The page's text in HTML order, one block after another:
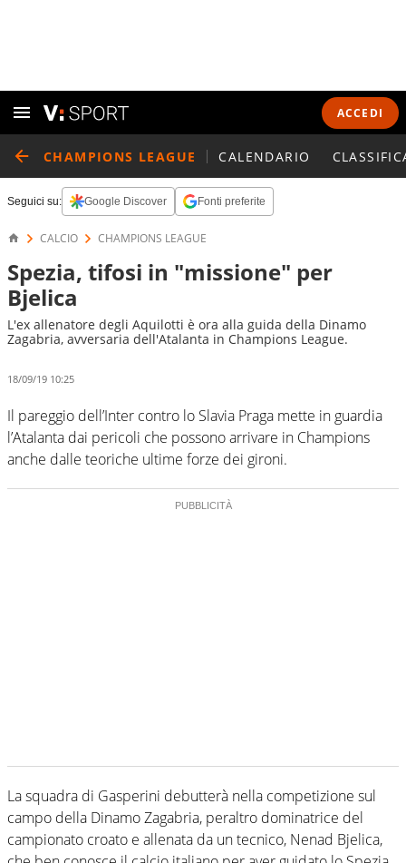
ACCEDI
CHAMPIONS LEAGUE CALENDARIO
Seguici su: Google Discover Fonti preferite
CALCIO CHAMPIONS LEAGUE
Spezia, tifosi in "missione" per
Bjelica
L'ex allenatore degli Aquilotti è ora alla guida della Dinamo
Zagabria, avversaria dell'Atalanta in Champions League.
18/09/19 10:25
Il pareggio dell’Inter contro lo Slavia Praga mette in guardia
l’Atalanta dai pericoli che possono arrivare in Champions
anche dalle teoriche ultime forze dei gironi.
La squadra di Gasperini debutterà nella competizione sul
campo della Dinamo Zagabria, peraltro dominatrice del
campionato croato e allenata da un tecnico, Nenad Bjelica,